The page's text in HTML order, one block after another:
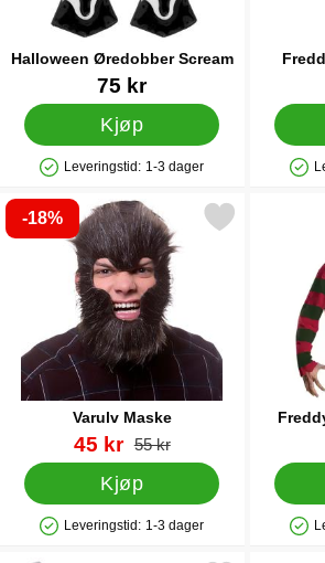
Halloween Øredobber Scream
Varenummer 43143
75 kr
Kjøp
Produkttilgjengelighet: På lager
Leveringstid: 1-3 dager
-18%
Varulv Maske
Varenummer 43733
ny pris
45 kr gammel pris
55 kr
Kjøp
Produkttilgjengelighet: På lager
Leveringstid: 1-3 dager
Merk varulv Maske som favoritt